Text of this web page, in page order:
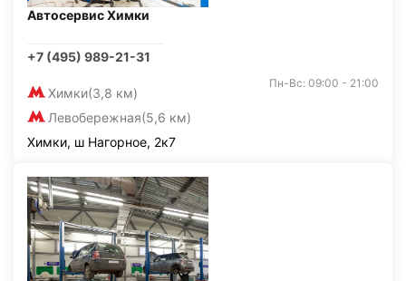
Автосервис Химки
+7 (495) 989-21-31
Химки(3,8 км)
Левобережная(5,6 км)
Пн-Вс: 09:00 - 21:00
Химки, ш Нагорное, 2к7